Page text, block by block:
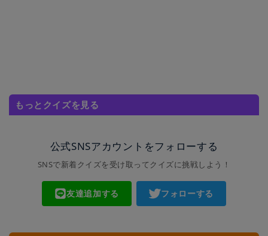
もっとクイズを見る
公式SNSアカウントをフォローする
SNSで新着クイズを受け取ってクイズに挑戦しよう！
友達追加する フォローする